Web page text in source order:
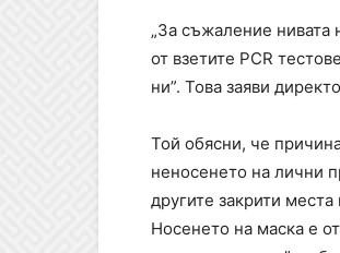
„За съжаление нивата
от взетите PCR
ни”. Това заяви
Той обясни, че
неносенето на лични
другите закрити
Носенето на маска е